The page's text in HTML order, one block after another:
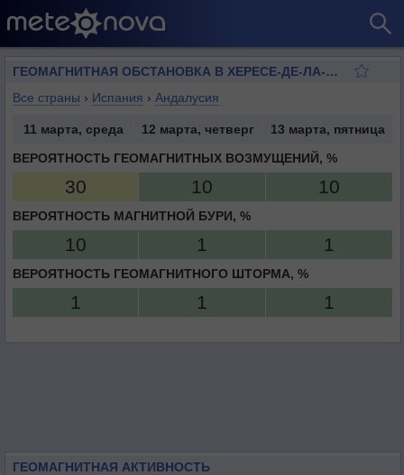
ГЕОМАГНИТНАЯ ОБСТАНОВКА В ХЕРЕСЕ-ДЕ-ЛА-ФРОНТЕРА
Все страны › Испания › Андалусия
11 марта, среда 12 марта, четверг
13 марта, пятница
ВЕРОЯТНОСТЬ ГЕОМАГНИТНЫХ ВОЗМУЩЕНИЙ, %
30 10 10
ВЕРОЯТНОСТЬ МАГНИТНОЙ БУРИ, %
10 1 1
ВЕРОЯТНОСТЬ ГЕОМАГНИТНОГО ШТОРМА, %
1 1 1
ГЕОМАГНИТНАЯ АКТИВНОСТЬ